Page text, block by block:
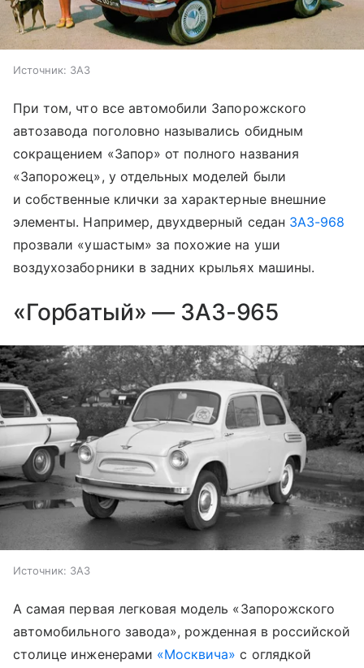
Источник: ЗАЗ
При том, что все автомобили Запорожского
автозавода поголовно назывались обидным
сокращением «Запор» от полного названия
«Запорожец», у отдельных моделей были
и собственные клички за характерные внешние
элементы. Например, двухдверный седан ЗАЗ-968
прозвали «ушастым» за похожие на уши
воздухозаборники в задних крыльях машины.
«Горбатый» — ЗАЗ-965
Источник: ЗАЗ
А самая первая легковая модель «Запорожского
автомобильного завода», рожденная в российской
столице инженерами «Москвича» с оглядкой